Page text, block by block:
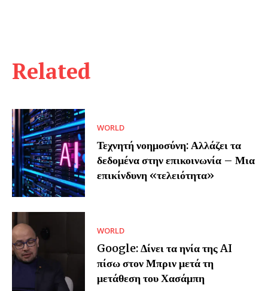
Related
WORLD
Τεχνητή νοημοσύνη: Αλλάζει τα
δεδομένα στην επικοινωνία – Μια
επικίνδυνη «τελειότητα»
WORLD
Google: Δίνει τα ηνία της AI
πίσω στον Μπριν μετά τη
μετάθεση του Χασάμπη